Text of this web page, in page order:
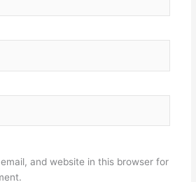
and website in this browser for